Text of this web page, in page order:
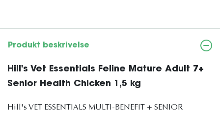
Produkt beskrivelse
Hill's Vet Essentials Feline Mature Adult 7+
Senior Health Chicken 1,5 kg
Hill's VET ESSENTIALS MULTI-BENEFIT + SENIOR